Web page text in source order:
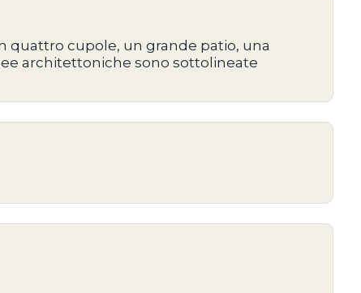
quattro cupole, un grande patio, una
architettoniche sono sottolineate